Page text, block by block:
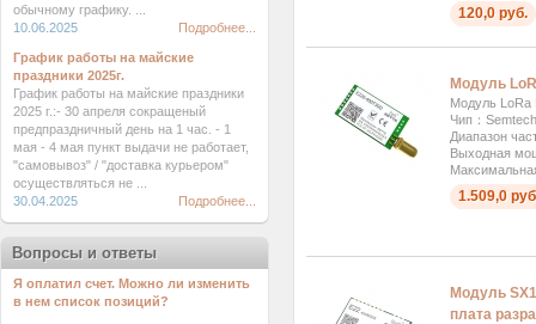
120,0 руб.
Модуль
Модуль LoRa
Чип：
Диапазон
Выходная
1.509,0
Модуль
плата
обычному графику. ...
10.06.2025
Подробнее...
График работы на майские
праздники 2025г.
График работы на майские праздники
2025 г.:- 30 апреля сокращеный
предпраздничный день на 1 час. - 1
мая - 4 мая пункт выдачи не работает,
"самовывоз" / "доставка курьером"
осуществляться не ...
30.04.2025
Подробнее...
Вопросы и ответы
Я оплатил счет. Можно ли изменить
в нем список позиций?